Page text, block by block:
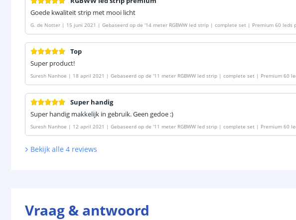
Goede kwaliteit strip met mooi licht
G. de Notter | 15 juni 2021 | Gebaseerd op de '14 meter RGBWW led strip | complete set | Premium 60 leds
Top
Super product!
Suresh Nanhoe | 18 april 2021 | Gebaseerd op de '11 meter RGBWW led strip | complete set | Premium 60
Super handig
Super handig makkelijk in gebruik. Geen gedoe :)
Suresh Nanhoe | 12 april 2021 | Gebaseerd op de '11 meter RGBWW led strip | complete set | Premium 60
Bekijk alle 4 reviews
Vraag & antwoord